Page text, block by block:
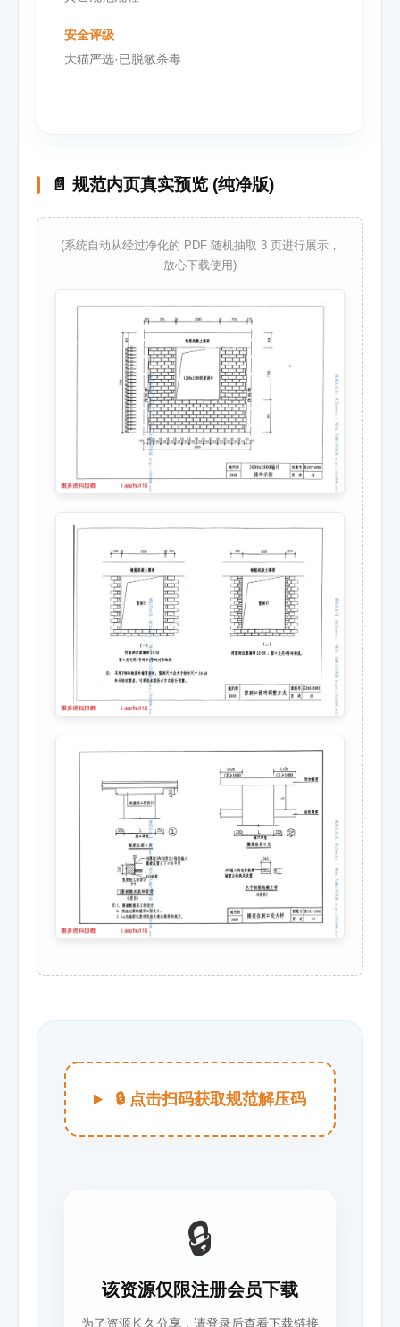
安全评级
大猫严选·已脱敏杀毒
📄 规范内页真实预览 (纯净版)
(系统自动从经过净化的 PDF 随机抽取 3 页进行展示，
放心下载使用)
🔒 点击扫码获取规范解压码
🔒
该资源仅限注册会员下载
为了资源长久分享，请登录后查看下载链接